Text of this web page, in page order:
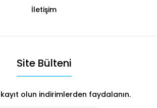
İletişim
Site Bülteni
olun indirimlerden faydalanın.